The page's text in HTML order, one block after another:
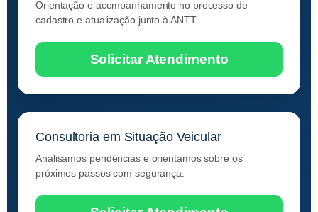
Orientação e acompanhamento no processo de
cadastro e atualização junto à ANTT..
Solicitar Atendimento
Consultoria em Situação Veicular
Analisamos pendências e orientamos sobre os
próximos passos com segurança.